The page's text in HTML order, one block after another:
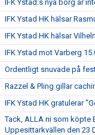
IFK Ystad:s nya borg är
IFK Ystad HK hälsar
IFK Ystad HK hälsar
IFK Ystad mot Varberg
Ordentligt snuvade på
Razzel & Pling gillar
IFK Ystad HK gratulerar
Tack, ALLA ni som köpte
Uppesittarkvällen den 23